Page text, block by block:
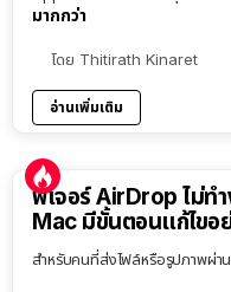
มากกว่า
โดย Thitirath Kinaret
อ่านเพิ่มเติม
ฟีเจอร์ AirDrop ไม่ท
Mac มีขั้นตอนแก้ไขอย่
สำหรับคนที่ส่งไฟล์หรือรูปภาพผ่